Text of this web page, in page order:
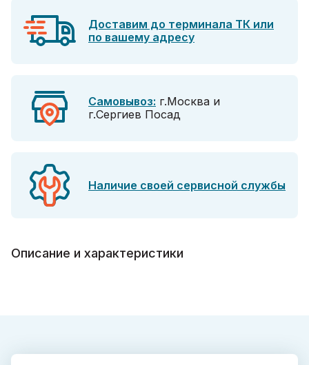
Доставим до терминала ТК или
по вашему адресу
Самовывоз: г.Москва и
г.Сергиев Посад
Наличие своей сервисной службы
Описание и характеристики